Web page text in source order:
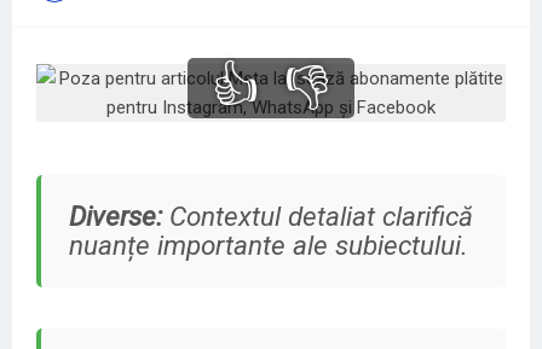
👍 👎
Diverse:Contextul detaliat clarifică
nuanțe importante ale subiectului.